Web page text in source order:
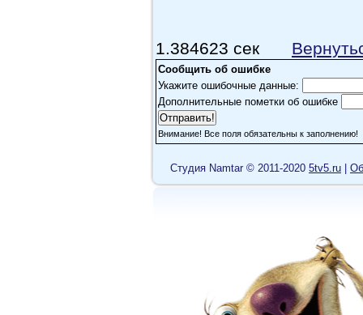
1.384623 сек
Сообщить об ошибке
Укажите ошибочные данные:
Дополнительные пометки об ошибке
Внимание! Все поля обязательны к заполнению!
Cтудия Namtar © 2011-2020 5tv5.ru |